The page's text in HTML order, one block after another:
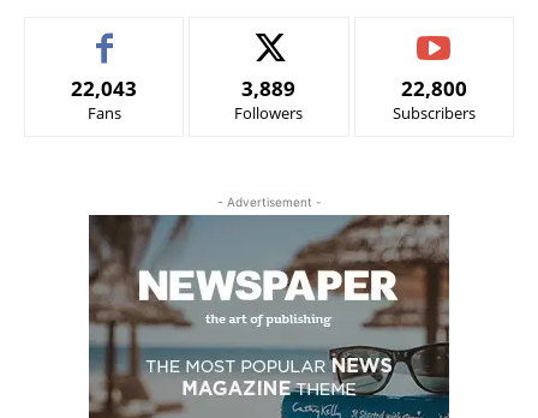
22,043
Fans
3,889
Followers
22,800
Subscribers
- Advertisement -